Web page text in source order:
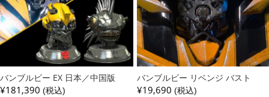
バンブルビー EX 日本／中国版
¥181,390 (税込)
バンブルビー リベンジ バスト
¥19,690 (税込)